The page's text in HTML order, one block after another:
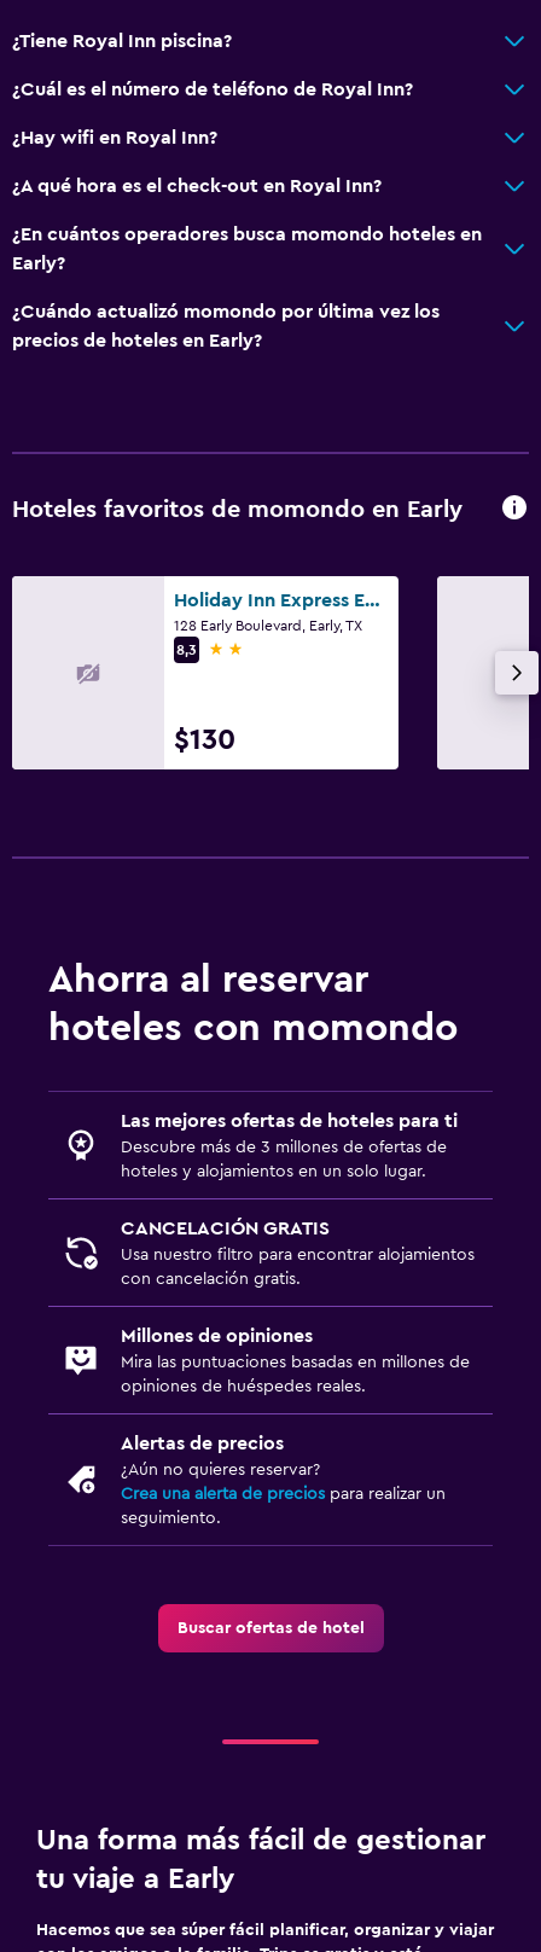
¿Tiene Royal Inn piscina?
¿Cuál es el número de teléfono de Royal Inn?
¿Hay wifi en Royal Inn?
¿A qué hora es el check-out en Royal Inn?
¿En cuántos operadores busca momondo hoteles en
Early?
¿Cuándo actualizó momondo por última vez los
precios de hoteles en Early?
Hoteles favoritos de momondo en Early
Holiday Inn Express Early By IHG
128 Early Boulevard, Early, TX
8,3
2 estrellas
$130
Ahorra al reservar
hoteles con momondo
Las mejores ofertas de hoteles para ti
Descubre más de 3 millones de ofertas de
hoteles y alojamientos en un solo lugar.
CANCELACIÓN GRATIS
Usa nuestro filtro para encontrar alojamientos
con cancelación gratis.
Millones de opiniones
Mira las puntuaciones basadas en millones de
opiniones de huéspedes reales.
Alertas de precios
¿Aún no quieres reservar?
Crea una alerta de precios para realizar un
seguimiento.
Buscar ofertas de hotel
Una forma más fácil de gestionar
tu viaje a Early
Hacemos que sea súper fácil planificar, organizar y viajar